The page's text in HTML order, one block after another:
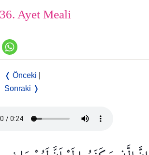
Ayet Meali
❬ Önceki
Sonraki ❭